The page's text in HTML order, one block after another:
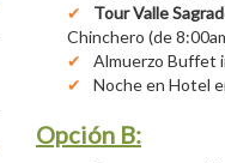
Tour Valle
Chinchero (de
Almuerzo Buffet
Noche en Hotel
Opción B: